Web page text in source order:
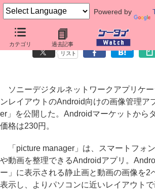
Powered by
カテゴリ 過去記事
Android向け画像管理アプリ「picture manager
リスト
ソニーデジタルネットワークアプリケー
ンレイアウトのAndroid向けの画像管理ア
er」を公開した。Androidマーケットから
価格は230円。
「picture manager」は、スマートフォ
や動画を整理できるAndroidアプリ。
ー」に表示される静止画と動画の画像を2
表示し、よりパソコンに近いレイアウトで